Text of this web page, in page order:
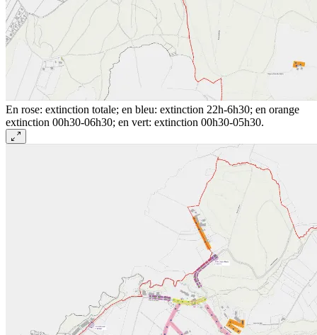
En rose: extinction totale; en bleu: extinction 22h-6h30; en orange
extinction 00h30-06h30; en vert: extinction 00h30-05h30.